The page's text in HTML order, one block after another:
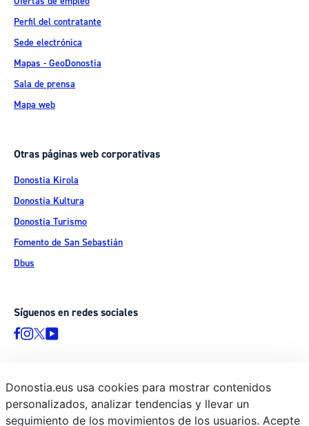
Perfil del contratante
Sede electrónica
Mapas - GeoDonostia
Sala de prensa
Mapa web
Otras páginas web corporativas
Donostia Kirola
Donostia Kultura
Donostia Turismo
Fomento de San Sebastián
Dbus
Síguenos en redes sociales
© Donostiako Udala - Ayuntamiento de Donostia / San Sebastián
Ijentea 1, 20003 Donostia / San Sebastián
Donostia.eus usa cookies para mostrar contenidos
personalizados, analizar tendencias y llevar un
seguimiento de los movimientos de los usuarios. Acepte